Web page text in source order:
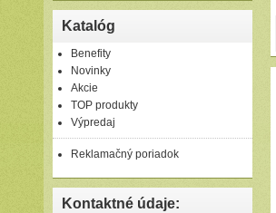
Elektrické prietokové
ohrievače
Katalóg
Benefity
Novinky
Akcie
TOP produkty
Výpredaj
Reklamačný poriadok
Kontaktné údaje: